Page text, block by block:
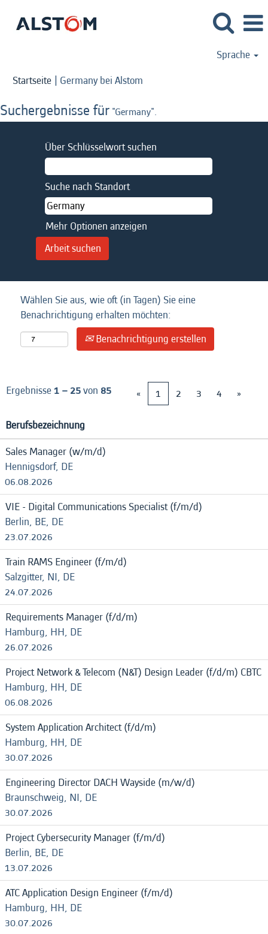
Sprache
Startseite | Germany bei Alstom
Suchergebnisse für "Germany".
Über Schlüsselwort suchen
Suche nach Standort
Mehr Optionen anzeigen
Wählen Sie aus, wie oft (in Tagen) Sie eine
Benachrichtigung erhalten möchten:
Benachrichtigung erstellen
Ergebnisse1 – 25von 85 « 1 2 3 4 »
Berufsbezeichnung
Sales Manager (w/m/d)
Hennigsdorf, DE
06.08.2026
VIE - Digital Communications Specialist (f/m/d)
Berlin, BE, DE
23.07.2026
Train RAMS Engineer (f/m/d)
Salzgitter, NI, DE
24.07.2026
Requirements Manager (f/d/m)
Hamburg, HH, DE
26.07.2026
Project Network & Telecom (N&T) Design Leader (f/d/m) CBTC
Hamburg, HH, DE
06.08.2026
System Application Architect (f/d/m)
Hamburg, HH, DE
30.07.2026
Engineering Director DACH Wayside (m/w/d)
Braunschweig, NI, DE
30.07.2026
Project Cybersecurity Manager (f/m/d)
Berlin, BE, DE
13.07.2026
ATC Application Design Engineer (f/m/d)
Hamburg, HH, DE
30.07.2026